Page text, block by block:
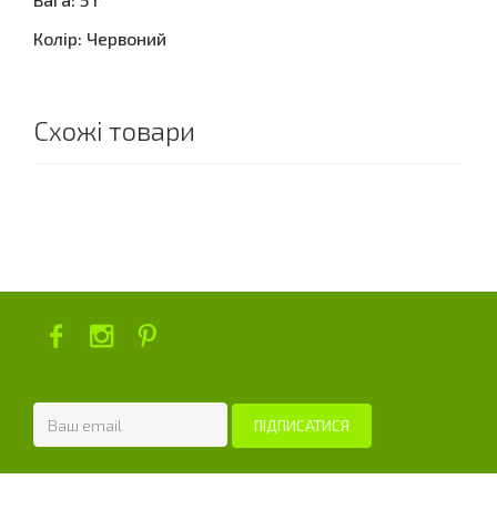
Колір: Червоний
Схожі товари